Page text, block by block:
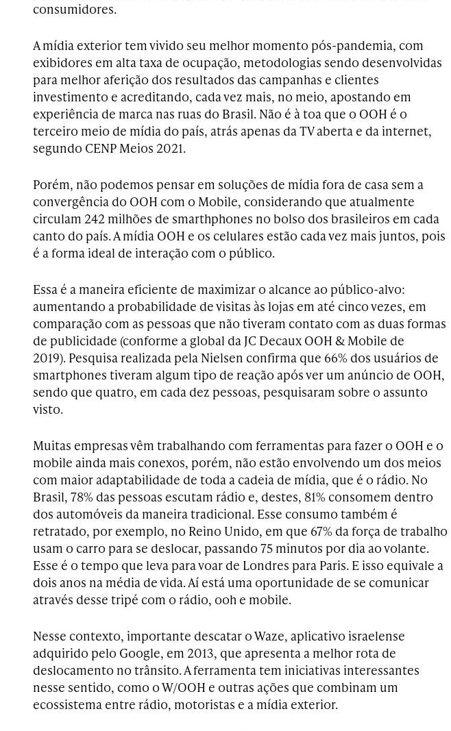
consumidores.
A mídia exterior tem vivido seu melhor momento pós-pandemia, com
exibidores em alta taxa de ocupação, metodologias sendo desenvolvidas
para melhor aferição dos resultados das campanhas e clientes
investimento e acreditando, cada vez mais, no meio, apostando em
experiência de marca nas ruas do Brasil. Não é à toa que o OOH é o
terceiro meio de mídia do país, atrás apenas da TV aberta e da internet,
segundo CENP Meios 2021.
Porém, não podemos pensar em soluções de mídia fora de casa sem a
convergência do OOH com o Mobile, considerando que atualmente
circulam 242 milhões de smarthphones no bolso dos brasileiros em cada
canto do país. A mídia OOH e os celulares estão cada vez mais juntos, pois
é a forma ideal de interação com o público.
Essa é a maneira eficiente de maximizar o alcance ao público-alvo:
aumentando a probabilidade de visitas às lojas em até cinco vezes, em
comparação com as pessoas que não tiveram contato com as duas formas
de publicidade (conforme a global da JC Decaux OOH & Mobile de
2019). Pesquisa realizada pela Nielsen confirma que 66% dos usuários de
smartphones tiveram algum tipo de reação após ver um anúncio de OOH,
sendo que quatro, em cada dez pessoas, pesquisaram sobre o assunto
visto.
Muitas empresas vêm trabalhando com ferramentas para fazer o OOH e o
mobile ainda mais conexos, porém, não estão envolvendo um dos meios
com maior adaptabilidade de toda a cadeia de mídia, que é o rádio. No
Brasil, 78% das pessoas escutam rádio e, destes, 81% consomem dentro
dos automóveis da maneira tradicional. Esse consumo também é
retratado, por exemplo, no Reino Unido, em que 67% da força de trabalho
usam o carro para se deslocar, passando 75 minutos por dia ao volante.
Esse é o tempo que leva para voar de Londres para Paris. E isso equivale a
dois anos na média de vida. Aí está uma oportunidade de se comunicar
através desse tripé com o rádio, ooh e mobile.
Nesse contexto, importante descatar o Waze, aplicativo israelense
adquirido pelo Google, em 2013, que apresenta a melhor rota de
deslocamento no trânsito. A ferramenta tem iniciativas interessantes
nesse sentido, como o W/OOH e outras ações que combinam um
ecossistema entre rádio, motoristas e a mídia exterior.